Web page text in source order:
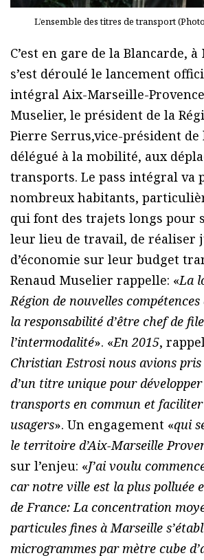
L’ensemble des titres de transport
C’est en gare de la Blancarde,
s’est déroulé le lancement
intégral Aix-Marseille-
Muselier, le président de la
Pierre Serrus,vice-président
délégué à la mobilité, aux
transports. Le pass intégral va
nombreux habitants,
qui font des trajets longs pour
leur lieu de travail, de réaliser
d’économie sur leur budget
Renaud Muselier rappelle: «La
Région de nouvelles
la responsabilité d’être chef de
l’intermodalité». «En 2015,
Christian Estrosi nous avions pris
d’un titre unique pour développer
transports en commun et faciliter
usagers». Un engagement «qui
le territoire d’Aix-Marseille
sur l’enjeu: «J’ai voulu
car notre ville est la plus polluée
de France: La concentration
particules fines à Marseille
microgrammes par mètre cube